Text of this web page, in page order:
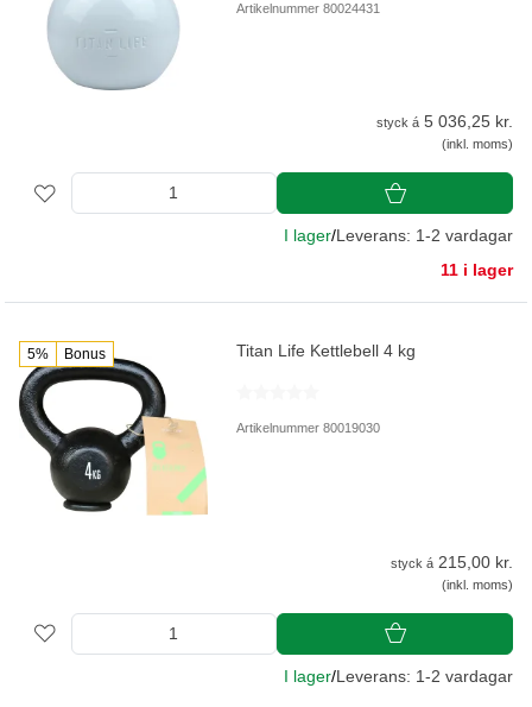
Artikelnummer 80024431
styck á 5 036,25 kr.
(inkl. moms)
I lager/Leverans: 1-2 vardagar
11 i lager
5% Bonus Titan Life Kettlebell 4 kg
Artikelnummer 80019030
styck á 215,00 kr.
(inkl. moms)
I lager/Leverans: 1-2 vardagar